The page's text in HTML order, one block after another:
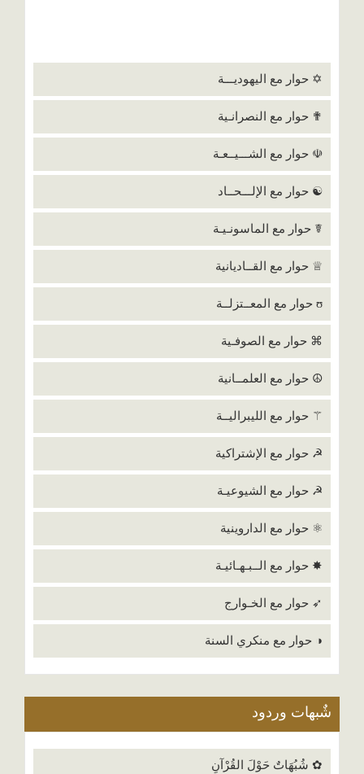
✡ حوار مع اليهوديـــة
✟ حوار مع النصرانـية
☫ حوار مع الشـــيــعـة
☯ حوار مع الإلـــحــاد
☤ حوار مع الماسونـيـة
♕ حوار مع القــاديانية
ʊ حوار مع المعــتزلــة
⌘ حوار مع الصوفـية
☮ حوار مع العلمــانية
⚚ حوار مع الليبراليــة
☭ حوار مع الإشتراكية
☭ حوار مع الشيوعيـة
⚛ حوار مع الداروينية
✸ حوار مع الــبـهـائيـة
➶ حوار مع الخـوارج
◑ حوار مع منكري السنة
شٌبهات وردود
✿ شُبُهَاتٌ حَوْلَ القُرْآنِ